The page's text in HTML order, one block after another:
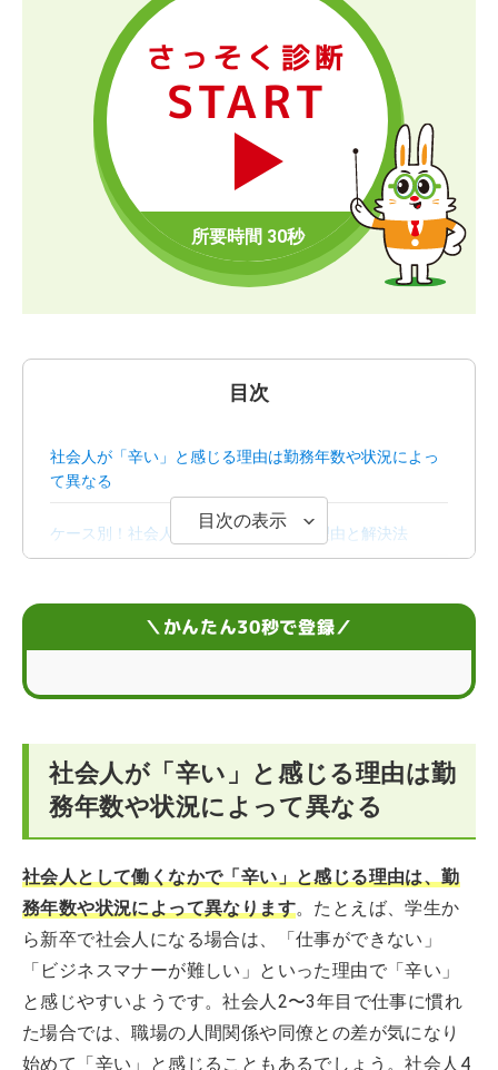
さっそく診断
START
目次
社会人が「辛い」と感じる理由は勤務年数や状況によっ
て異なる
ケース別！社会人が「辛い」と感じる理由と解決法
社会人生活が辛いなら働き方を変えたり転職したりする
社会人の辛い気持ちに関するQ＆A
目次の表示
＼かんたん30秒で登録／
社会人が「辛い」と感じる理由は勤
務年数や状況によって異なる
社会人として働くなかで「辛い」と感じる理由は、勤
務年数や状況によって異なります。たとえば、学生か
ら新卒で社会人になる場合は、「仕事ができない」
「ビジネスマナーが難しい」といった理由で「辛い」
と感じやすいようです。社会人2〜3年目で仕事に慣れ
た場合では、職場の人間関係や同僚との差が気になり
始めて「辛い」と感じることもあるでしょう。社会人4